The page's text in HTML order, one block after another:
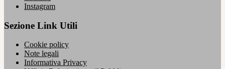
Instagram
Sezione Link Utili
Cookie policy
Note legali
Informativa Privacy